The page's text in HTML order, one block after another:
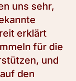
uns sehr,
erklärt
für die
und
den